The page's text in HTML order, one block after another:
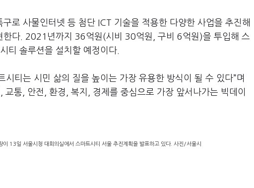
로 사물인터넷 등 첨단 ICT 기술을 적용한 다양한 사업을 추진해
한다. 2021년까지 36억원(시비 30억원, 구비 6억원)을 투입해 스
티 솔루션을 설치할 예정이다.
티는 시민 삶의 질을 높이는 가장 유용한 방식이 될 수 있다”며
통, 안전, 환경, 복지, 경제를 중심으로 가장 앞서나가는 빅데이
13일 서울시청 대회의실에서 스마트시티 서울 추진계획을 발표하고 있다. 사진/서울시